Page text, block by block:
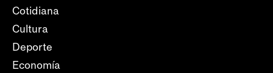
Cotidiana
Cultura
Deporte
Economía